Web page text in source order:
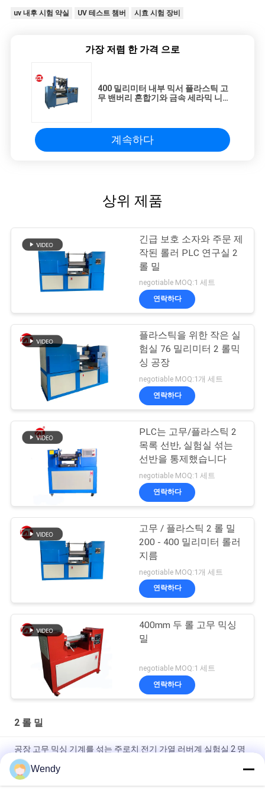
uv 내후 시험 약실 UV 테스트 챔버 시효 시험 장비
가장 저렴 한 가격 으로
400 밀리미터 내부 믹서 플라스틱 고
무 밴버리 혼합기와 금속 세라믹 니더
계속하다
상위 제품
긴급 보호 소자와 주문 제
작된 롤러 PLC 연구실 2
롤 밀
negotiable MOQ:1 세트
연락하다
플라스틱을 위한 작은 실
험실 76 밀리미터 2 롤믹
싱 공장
negotiable MOQ:1개 세트
연락하다
PLC는 고무/플라스틱 2
목록 선반, 실험실 섞는
선반을 통제했습니다
negotiable MOQ:1 세트
연락하다
고무 / 플라스틱 2 롤 밀
200 - 400 밀리미터 롤러
지름
negotiable MOQ:1개 세트
연락하다
400mm 두 롤 고무 믹싱
밀
negotiable MOQ:1 세트
연락하다
2 롤 밀
공장 고무 믹싱 기계를 섞는 주로치 전기 가열 러버계 실험실 2 명
부
공장을 섞는 주로치 시험소 고무 기계 2 롤 밀 플라스틱
Wendy